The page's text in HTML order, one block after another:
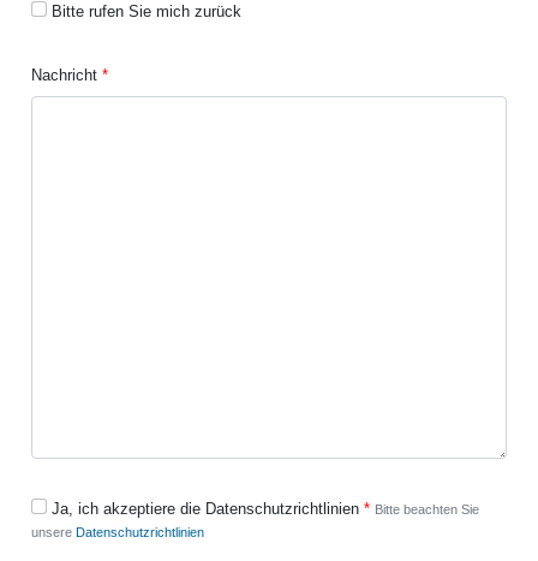
Bitte rufen Sie mich zurück
Nachricht
Ja, ich akzeptiere die Datenschutzrichtlinien
Bitte beachten Sie
unsere Datenschutzrichtlinien